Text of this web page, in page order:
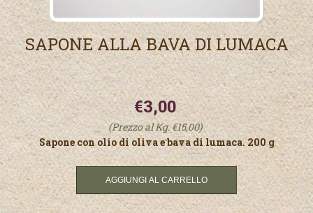
SAPONE ALLA BAVA DI LUMACA
€3,00
(Prezzo al Kg. €15,00)
Sapone con olio di oliva e bava di lumaca. 200 g